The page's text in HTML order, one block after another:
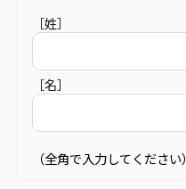
［姓］
［名］
（全角で入力してください）